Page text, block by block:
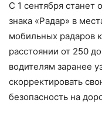
С 1 сентября станет
знака «Радар» в
мобильных радаров
расстоянии от 250
водителям заранее
скорректировать
безопасность на